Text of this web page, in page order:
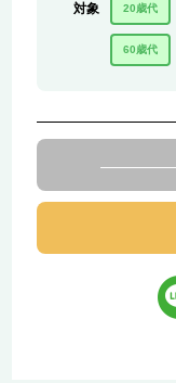
対象 20歳代
60歳代